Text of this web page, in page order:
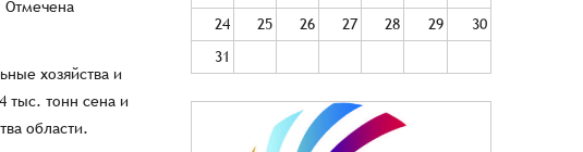
Отмечена
хозяйства и
тыс. тонн сена и
области.
24
25 26 27 28 29
30
31